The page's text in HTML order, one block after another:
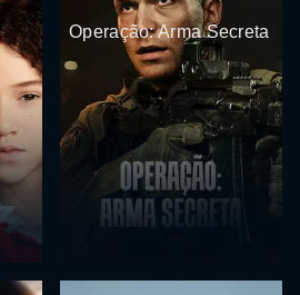
Operação: Arma Secreta